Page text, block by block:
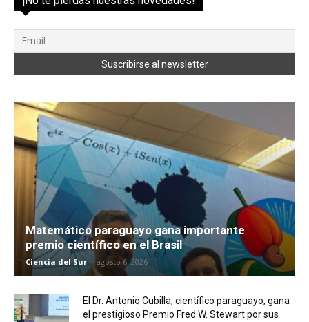
Matemático paraguayo gana importante
premio científico en el Brasil
Ciencia del Sur - agosto 6, 2026
El Dr. Antonio Cubilla, científico paraguayo, gana
el prestigioso Premio Fred W. Stewart por sus